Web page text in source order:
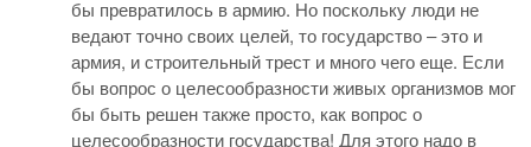
бы превратилось в армию. Но поскольку люди не
ведают точно своих целей, то государство – это и
армия, и строительный трест и много чего еще. Если
бы вопрос о целесообразности живых организмов мог
бы быть решен также просто, как вопрос о
целесообразности государства! Для этого надо в